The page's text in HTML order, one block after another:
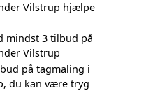
Vilstrup hjælpe
mindst 3 tilbud på
Vilstrup
på tagmaling i
du kan være tryg